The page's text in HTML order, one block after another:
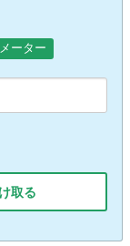
メーター
取る